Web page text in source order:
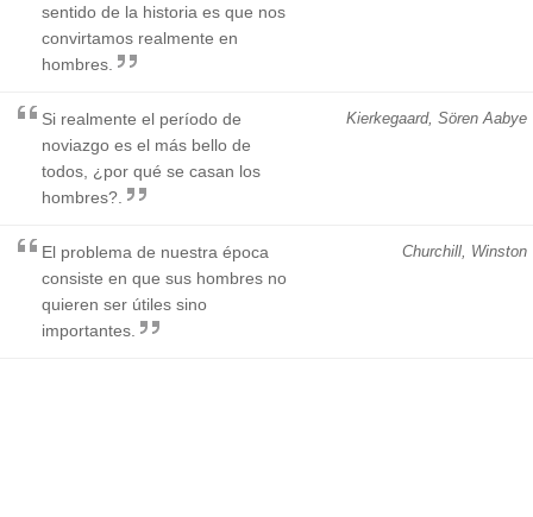
sentido de la historia es que nos
convirtamos realmente en
hombres.
Kierkegaard, Sören Aabye
Si realmente el período de
noviazgo es el más bello de
todos, ¿por qué se casan los
hombres?.
Churchill, Winston
El problema de nuestra época
consiste en que sus hombres no
quieren ser útiles sino
importantes.